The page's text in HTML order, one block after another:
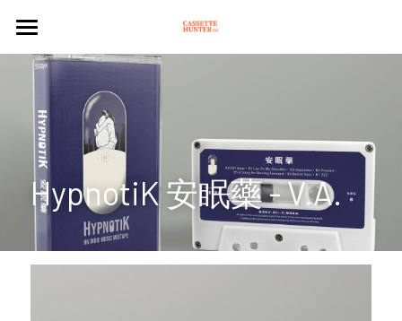
NEWS
CASSETTE
PLAYER
ARTICLES
CULTURE
HypnotiK 安眠藥 - V.A.